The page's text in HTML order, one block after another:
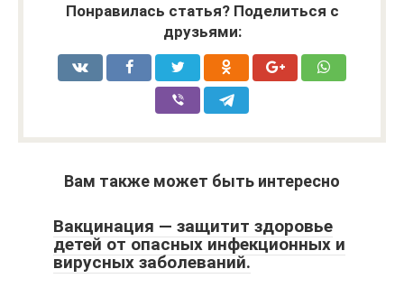
Понравилась статья? Поделиться с
друзьями:
Вам также может быть интересно
Вакцинация — защитит здоровье
детей от опасных инфекционных и
вирусных заболеваний.